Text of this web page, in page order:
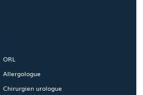
ORL
Allergologue
Chirurgien urologue